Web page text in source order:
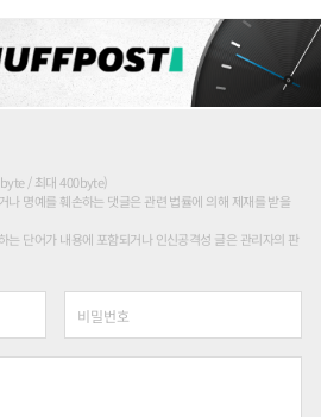
/ 최대 400byte)
나 명예를 훼손하는 댓글은 관련 법률에 의해 제재를 받을
는 단어가 내용에 포함되거나 인신공격성 글은 관리자의 판